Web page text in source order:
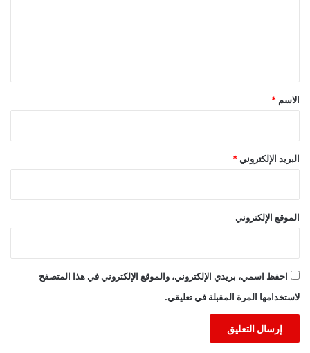
*
الاسم *
البريد الإلكتروني *
الموقع الإلكتروني
احفظ اسمي، بريدي الإلكتروني، والموقع الإلكتروني في هذا المتصفح
لاستخدامها المرة المقبلة في تعليقي.